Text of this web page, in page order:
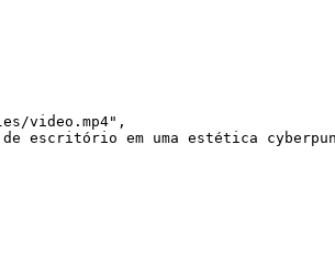
video.mp4",
escritório em uma estética